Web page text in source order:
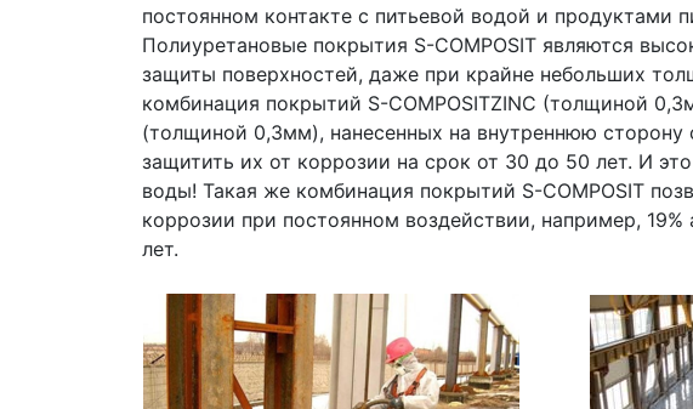
постоянном контакте с питьевой водой и продуктами
Полиуретановые покрытия S-COMPOSIT являются
защиты поверхностей, даже при крайне небольших
комбинация покрытий S-COMPOSITZINC (толщиной
(толщиной 0,3мм), нанесенных на внутреннюю сторону
защитить их от коррозии на срок от 30 до 50 лет. И
воды! Такая же комбинация покрытий S-COMPOSIT
коррозии при постоянном воздействии, например, 19%
лет.